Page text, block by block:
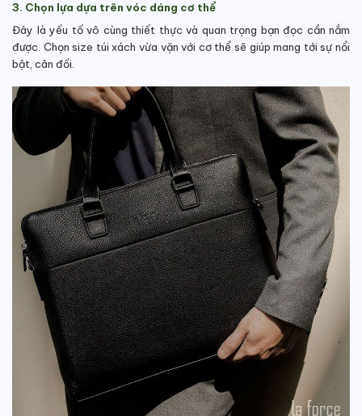
3. Chọn lựa dựa trên vóc dáng cơ thể
Đây là yếu tố vô cùng thiết thực và quan trọng bạn đọc cần nắm
được. Chọn size túi xách vừa vặn với cơ thể sẽ giúp mang tới sự nổi
bật, cân đối.